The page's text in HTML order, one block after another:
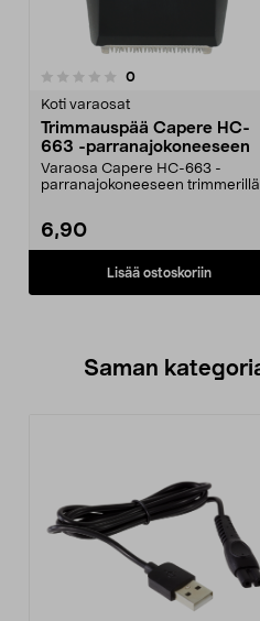
0arvostelut
Koti varaosat
Trimmauspää Capere HC-
663 -parranajokoneeseen
Varaosa Capere HC-663 -
parranajokoneeseen
6,90
Lisää ostoskoriin
Saman